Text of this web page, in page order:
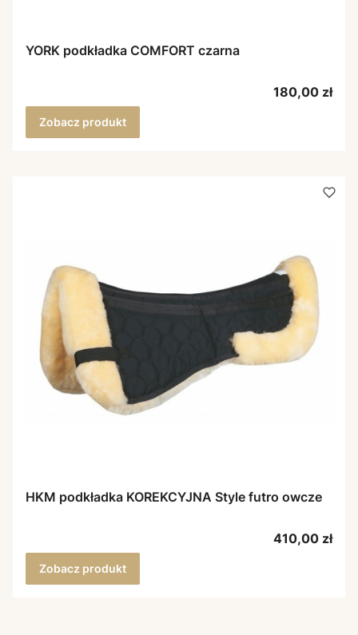
YORK podkładka COMFORT czarna
Cena
180,00 zł
Zobacz produkt
HKM podkładka KOREKCYJNA Style futro owcze
Cena
410,00 zł
Zobacz produkt